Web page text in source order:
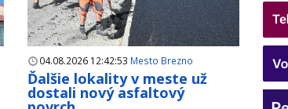
04.08.2026 12:42:53 Mesto Brezno
Ďalšie lokality v meste už
dostali nový asfaltový